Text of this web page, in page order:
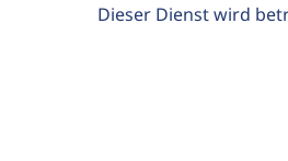
Dieser Dienst wird